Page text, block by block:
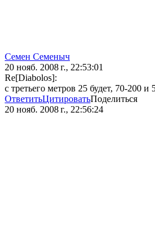
Семен Семеныч
20 нояб. 2008 г., 22:53:01
Re[Diabolos]:
с третьего метров 25 будет, 70-200 и
ОтветитьЦитироватьПоделиться
20 нояб. 2008 г., 22:56:24